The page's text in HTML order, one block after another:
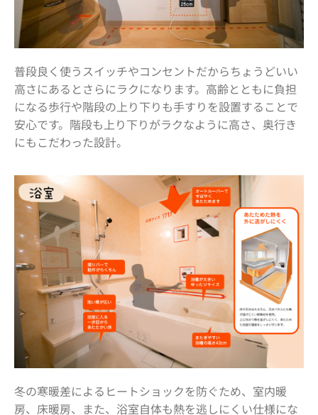
普段良く使うスイッチやコンセントだからちょうどいい
高さにあるとさらにラクになります。高齢とともに負担
になる歩行や階段の上り下りも手すりを設置することで
安心です。階段も上り下りがラクなように高さ、奥行き
にもこだわった設計。
冬の寒暖差によるヒートショックを防ぐため、室内暖
房、床暖房、また、浴室自体も熱を逃しにくい仕様にな